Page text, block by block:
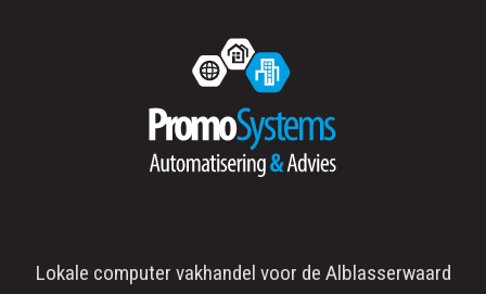
Lokale computer vakhandel voor de Alblasserwaard